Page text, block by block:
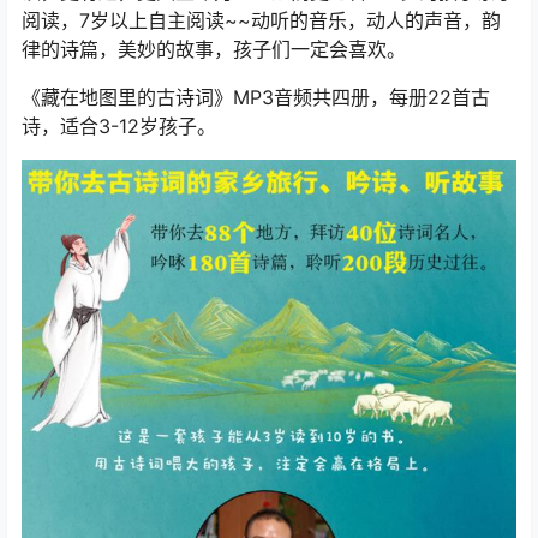
阅读，7岁以上自主阅读~~动听的音乐，动人的声音，韵
律的诗篇，美妙的故事，孩子们一定会喜欢。
《藏在地图里的古诗词》MP3音频共四册，每册22首古
诗，适合3-12岁孩子。